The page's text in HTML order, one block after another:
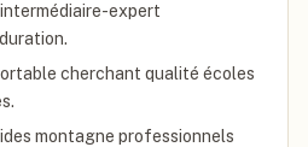
expert
cherchant qualité écoles
montagne professionnels